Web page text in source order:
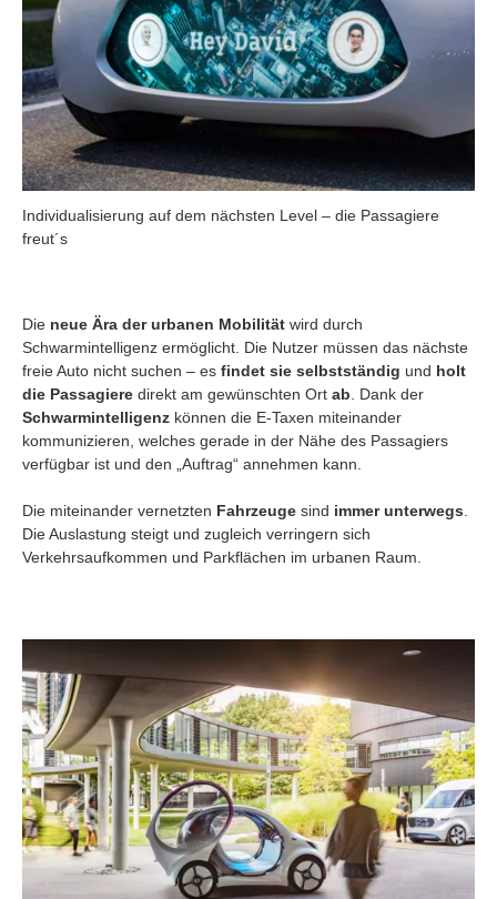
Individualisierung auf dem nächsten Level – die Passagiere
freut´s
Die neue Ära der urbanen Mobilität wird durch
Schwarmintelligenz ermöglicht. Die Nutzer müssen das nächste
freie Auto nicht suchen – es findet sie selbstständig und holt
die Passagiere direkt am gewünschten Ort ab . Dank der
Schwarmintelligenz können die E-Taxen miteinander
kommunizieren, welches gerade in der Nähe des Passagiers
verfügbar ist und den „Auftrag“ annehmen kann.
Die miteinander vernetzten Fahrzeuge sind immer unterwegs
Die Auslastung steigt und zugleich verringern sich
Verkehrsaufkommen und Parkflächen im urbanen Raum.